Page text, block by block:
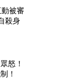
被審
殺身
怒！
！